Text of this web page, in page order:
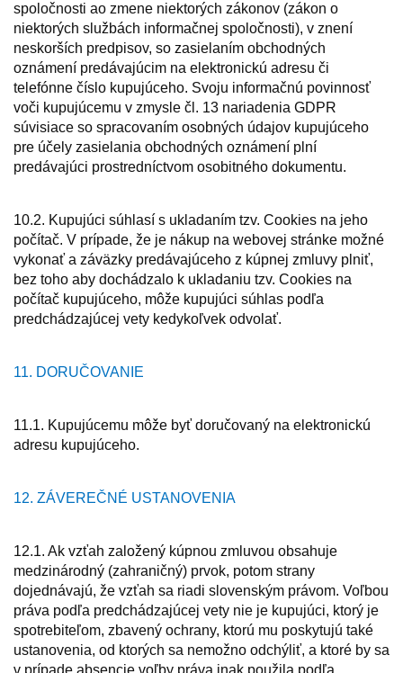
spoločnosti ao zmene niektorých zákonov (zákon o
niektorých službách informačnej spoločnosti), v znení
neskorších predpisov, so zasielaním obchodných
oznámení predávajúcim na elektronickú adresu či
telefónne číslo kupujúceho. Svoju informačnú povinnosť
voči kupujúcemu v zmysle čl. 13 nariadenia GDPR
súvisiace so spracovaním osobných údajov kupujúceho
pre účely zasielania obchodných oznámení plní
predávajúci prostredníctvom osobitného dokumentu.
10.2. Kupujúci súhlasí s ukladaním tzv. Cookies na jeho
počítač. V prípade, že je nákup na webovej stránke možné
vykonať a záväzky predávajúceho z kúpnej zmluvy plniť,
bez toho aby dochádzalo k ukladaniu tzv. Cookies na
počítač kupujúceho, môže kupujúci súhlas podľa
predchádzajúcej vety kedykoľvek odvolať.
11. DORUČOVANIE
11.1. Kupujúcemu môže byť doručovaný na elektronickú
adresu kupujúceho.
12. ZÁVEREČNÉ USTANOVENIA
12.1. Ak vzťah založený kúpnou zmluvou obsahuje
medzinárodný (zahraničný) prvok, potom strany
dojednávajú, že vzťah sa riadi slovenským právom. Voľbou
práva podľa predchádzajúcej vety nie je kupujúci, ktorý je
spotrebiteľom, zbavený ochrany, ktorú mu poskytujú také
ustanovenia, od ktorých sa nemožno odchýliť, a ktoré by sa
v prípade absencie voľby práva inak použila podľa